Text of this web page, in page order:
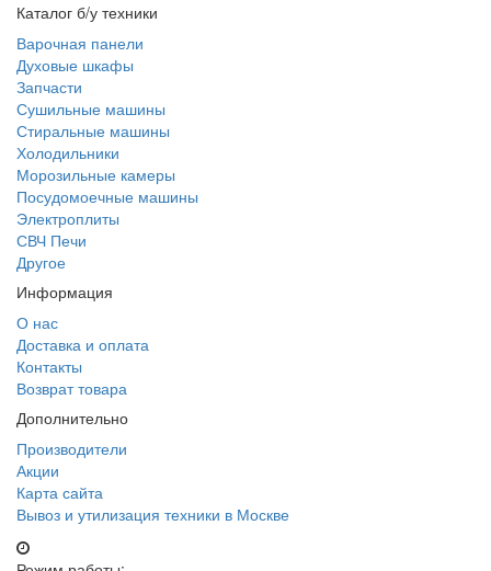
Каталог б/у техники
Варочная панели
Духовые шкафы
Запчасти
Сушильные машины
Стиральные машины
Холодильники
Морозильные камеры
Посудомоечные машины
Электроплиты
СВЧ Печи
Другое
Информация
О нас
Доставка и оплата
Контакты
Возврат товара
Дополнительно
Производители
Акции
Карта сайта
Вывоз и утилизация техники в Москве